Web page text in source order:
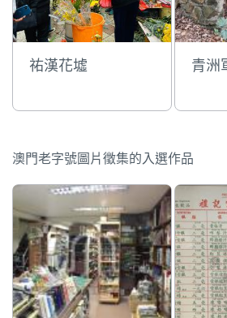
祐漢花墟 青洲
澳門老字號圖片徵集的入選作品